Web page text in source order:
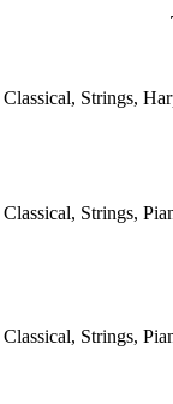
Classical, Strings,
Classical, Strings,
Classical, Strings,